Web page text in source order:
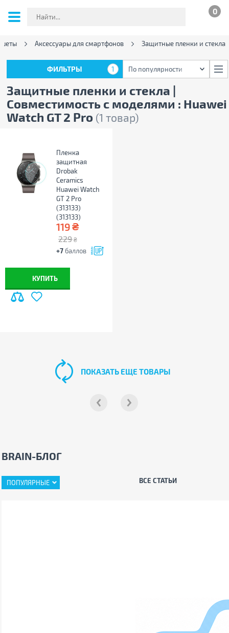
0
Аксессуары для смартфонов Защитные пленки и стекла
Защитные пленки и стекла |
Совместимость с моделями : Huawei
Watch GT 2 Pro (1 товар)
ФИЛЬТРЫ 1 По популярности
Пленка
защитная
Drobak
Ceramics
Huawei Watch
GT 2 Pro
(313133)
(313133)
119₴
229 ₴
+7 баллов
КУПИТЬ
ПОКАЗАТЬ ЕЩЕ ТОВАРЫ
BRAIN-БЛОГ
ПОПУЛЯРНЫЕ ВСЕ СТАТЬИ
ФИЛЬТРЫ 1 По популярности